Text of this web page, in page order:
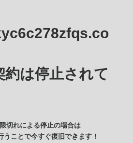
約は停止されて
切れによる停止の場合は
うことで今すぐ復旧できます！